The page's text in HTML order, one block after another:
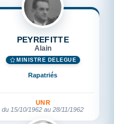
PEYREFITTE
Alain
MINISTRE DÉLÉGUÉ
Rapatriés
UNR
du 15/10/1962 au 28/11/1962